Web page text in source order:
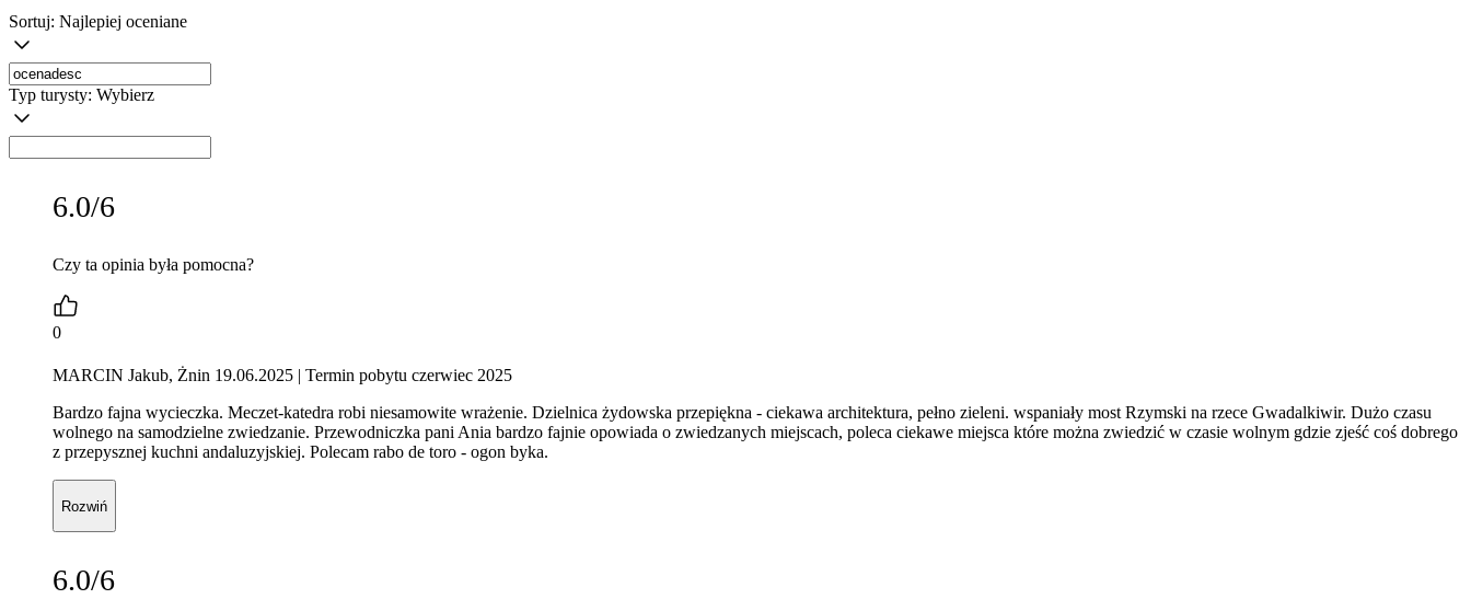
Sortuj: Najlepiej oceniane
Typ turysty: Wybierz
6.0/6
Czy ta opinia była pomocna?
0
MARCIN Jakub, Żnin 19.06.2025 | Termin pobytu czerwiec 2025
Bardzo fajna wycieczka. Meczet-katedra robi niesamowite wrażenie. Dzielnica żydowska przepiękna - ciekawa architektura, pełno zieleni. wspaniały most Rzymski na rzece Gwadalkiwir. Dużo czasu
wolnego na samodzielne zwiedzanie. Przewodniczka pani Ania bardzo fajnie opowiada o zwiedzanych miejscach, poleca ciekawe miejsca które można zwiedzić w czasie wolnym gdzie zjeść coś dobrego
z przepysznej kuchni andaluzyjskiej. Polecam rabo de toro - ogon byka.
Rozwiń
6.0/6